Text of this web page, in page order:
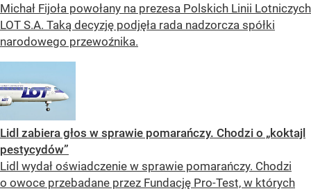
Michał Fijoła powołany na prezesa Polskich Linii Lotniczych
LOT S.A. Taką decyzję podjęła rada nadzorcza spółki
narodowego przewoźnika.
Lidl zabiera głos w sprawie pomarańczy. Chodzi o „koktajl
pestycydów”
Lidl wydał oświadczenie w sprawie pomarańczy. Chodzi
o owoce przebadane przez Fundację Pro-Test, w których